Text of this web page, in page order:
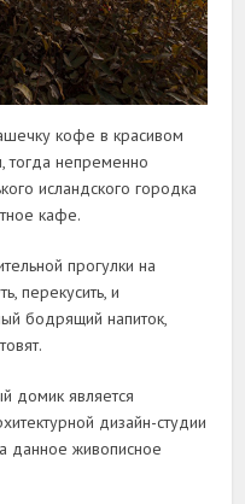
кофе в красивом
непременно
исландского городка
кафе.
прогулки на
перекусить, и
бодрящий напиток,
домик является
дизайн-студии
данное живописное